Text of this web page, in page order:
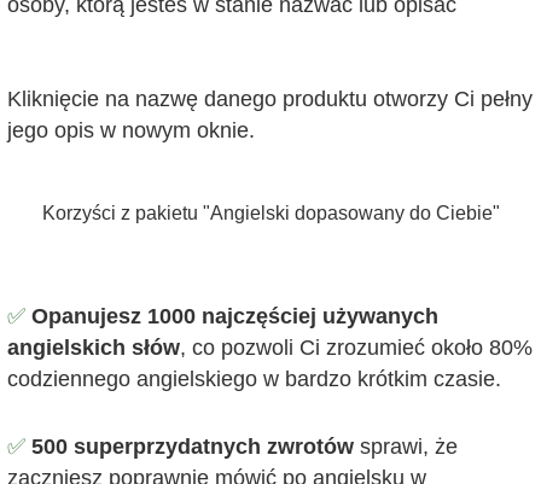
osoby, którą jesteś w stanie nazwać lub opisać
Kliknięcie na nazwę danego produktu otworzy Ci pełny
jego opis w nowym oknie.
Korzyści z pakietu "Angielski dopasowany do Ciebie"
✅ Opanujesz 1000 najczęściej używanych
angielskich słów, co pozwoli Ci zrozumieć około 80%
codziennego angielskiego w bardzo krótkim czasie.
✅ 500 superprzydatnych zwrotów sprawi, że
zaczniesz poprawnie mówić po angielsku w